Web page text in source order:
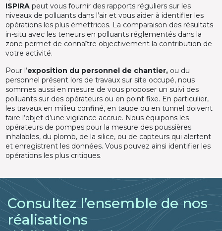
ISPIRA peut vous fournir des rapports réguliers sur les
niveaux de polluants dans l’air et vous aider à identifier les
opérations les plus émettrices. La comparaison des résultats
in-situ avec les teneurs en polluants réglementés dans la
zone permet de connaître objectivement la contribution de
votre activité.
Pour l’exposition du personnel de chantier, ou du
personnel présent lors de travaux sur site occupé, nous
sommes aussi en mesure de vous proposer un suivi des
polluants sur des opérateurs ou en point fixe. En particulier,
les travaux en milieu confiné, en taupe ou en tunnel doivent
faire l’objet d’une vigilance accrue. Nous équipons les
opérateurs de pompes pour la mesure des poussières
inhalables, du plomb, de la silice, ou de capteurs qui alertent
et enregistrent les données. Vous pouvez ainsi identifier les
opérations les plus critiques.
Consultez l’ensemble de nos
réalisations